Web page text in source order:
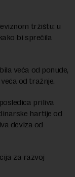
tržištu: u
bi sprečila
veća od ponude,
od tražnje.
priliva
hartije od
deviza od
za razvoj